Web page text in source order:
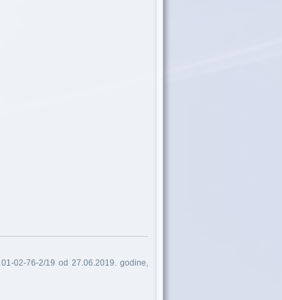
02-76-2/19 od 27.06.2019. godine,